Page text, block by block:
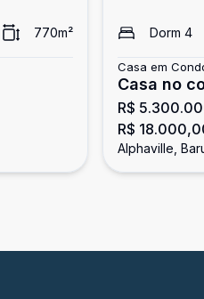
770m² Dorm 4
Casa em
Casa no
R$
R$
Alphaville,